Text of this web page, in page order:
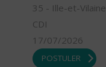
35 - Ille-et-Vilaine
CDI
17/07/2026
POSTULER